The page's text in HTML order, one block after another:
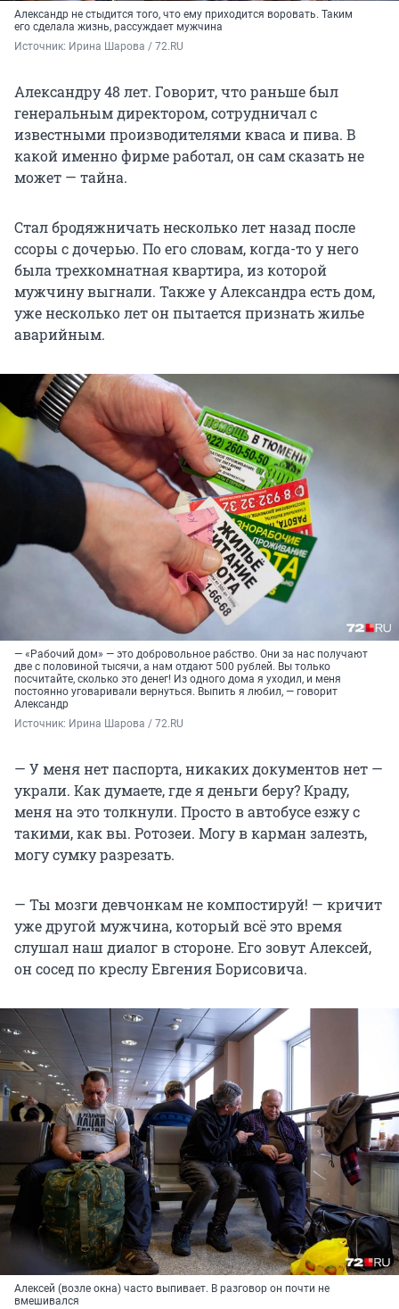
Александр не стыдится того, что ему приходится воровать. Таким
его сделала жизнь, рассуждает мужчина
Источник: Ирина Шарова / 72.RU
Александру 48 лет. Говорит, что раньше был
генеральным директором, сотрудничал с
известными производителями кваса и пива. В
какой именно фирме работал, он сам сказать не
может — тайна.
Стал бродяжничать несколько лет назад после
ссоры с дочерью. По его словам, когда-то у него
была трехкомнатная квартира, из которой
мужчину выгнали. Также у Александра есть дом,
уже несколько лет он пытается признать жилье
аварийным.
— «Рабочий дом» — это добровольное рабство. Они за нас получают
две с половиной тысячи, а нам отдают 500 рублей. Вы только
посчитайте, сколько это денег! Из одного дома я уходил, и меня
постоянно уговаривали вернуться. Выпить я любил, — говорит
Александр
Источник: Ирина Шарова / 72.RU
— У меня нет паспорта, никаких документов нет —
украли. Как думаете, где я деньги беру? Краду,
меня на это толкнули. Просто в автобусе езжу с
такими, как вы. Ротозеи. Могу в карман залезть,
могу сумку разрезать.
— Ты мозги девчонкам не компостируй! — кричит
уже другой мужчина, который всё это время
слушал наш диалог в стороне. Его зовут Алексей,
он сосед по креслу Евгения Борисовича.
Алексей (возле окна) часто выпивает. В разговор он почти не
вмешивался